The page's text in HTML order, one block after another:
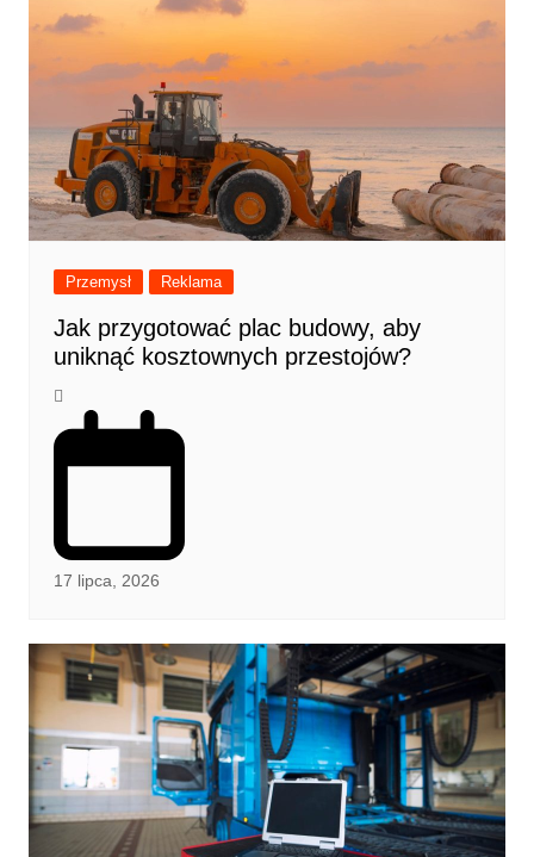
Przemysł Reklama
Jak przygotować plac budowy, aby
uniknąć kosztownych przestojów?
17 lipca, 2026